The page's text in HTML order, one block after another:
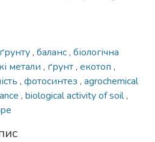
, баланс, біологічна
метали , ґрунт, екотоп ,
, фотосинтез , agrochemical
, biological activity of soil,